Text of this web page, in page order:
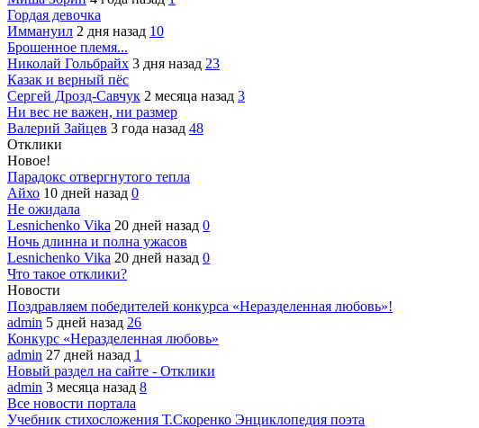
Гордая девочка
Иммануил 2 дня назад 10
Брошенное племя...
Николай Гольбрайх 3 дня назад 23
Казак и верный пёс
Сергей Дрозд-Савчук 2 месяца назад 3
Ни вес не важен, ни размер
Валерий Зайцев 3 года назад 48
Отклики
Новое!
Парадокс отвергнутого тепла
Айхо 10 дней назад 0
Не ожидала
Lesnichenko Vika 20 дней назад 0
Ночь длинна и полна ужасов
Lesnichenko Vika 20 дней назад 0
Что такое отклики?
Новости
Поздравляем победителей конкурса «Неразделенная любовь»!
admin 5 дней назад 26
Конкурс «Неразделенная любовь»
admin 27 дней назад 1
Новый раздел на сайте - Отклики
admin 3 месяца назад 8
Все новости портала
Учебник стихосложения Т.Скоренко Энциклопедия поэта